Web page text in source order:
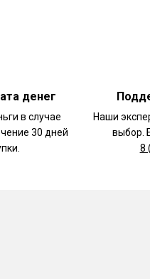
денег
в случае
30 дней
Наши
выбор.
8